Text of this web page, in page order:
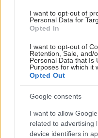
I want to opt-out of
Personal Data for
Opted In
I want to opt-out of
Retention, Sale, and/
Personal Data that Is
Purposes for which it
Opted Out
Google consents
I want to allow
related to advertising
device identifiers in